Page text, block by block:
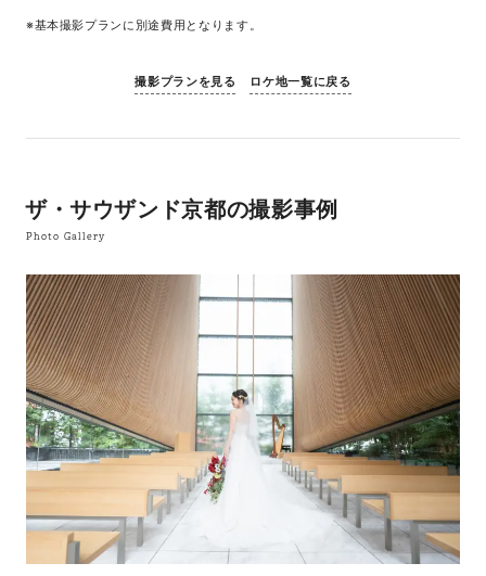
※基本撮影プランに別途費用となります。
撮影プランを見る ロケ地一覧に戻る
ザ・サウザンド京都の撮影事例
Photo Gallery